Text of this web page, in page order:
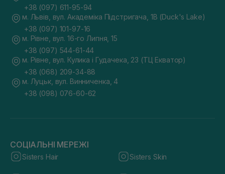
+38 (097) 611-95-94
м. Львів, вул. Академіка Підстригача, 1В (Duck's Lake)
+38 (097) 101-97-16
м. Рівне, вул. 16-го Липня, 15
+38 (097) 544-61-44
м. Рівне, вул. Кулика і Гудачека, 23 (ТЦ Екватор)
+38 (068) 209-34-88
м. Луцьк, вул. Винниченка, 4
+38 (098) 076-60-62
СОЦІАЛЬНІ МЕРЕЖІ
Sisters Hair Sisters Skin